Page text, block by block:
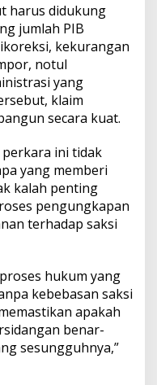
harus didukung
jumlah PIB
kekurangan
notul
yang
klaim
secara kuat.
perkara ini tidak
yang memberi
kalah penting
pengungkapan
terhadap saksi
hukum yang
kebebasan saksi
apakah
benar-
sesungguhnya,”